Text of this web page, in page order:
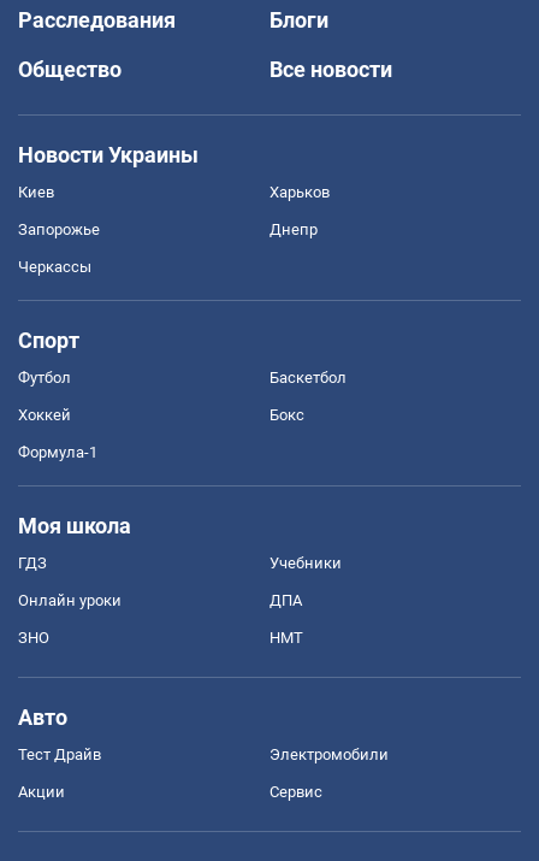
Расследования
Блоги
Общество
Все новости
Новости Украины
Киев Харьков
Запорожье Днепр
Черкассы
Спорт
Футбол Баскетбол
Хоккей Бокс
Формула-1
Моя школа
ГДЗ Учебники
Онлайн уроки ДПА
ЗНО НМТ
Авто
Тест Драйв Электромобили
Акции Сервис